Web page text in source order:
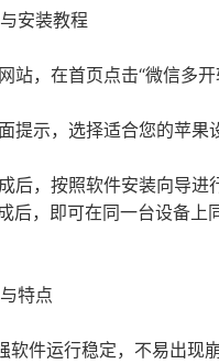
安装教程
站，在首页点击“微信多
提示，选择适合您的苹果
后，按照软件安装向导进
后，即可在同一台设备上
特点
软件运行稳定，不易出现